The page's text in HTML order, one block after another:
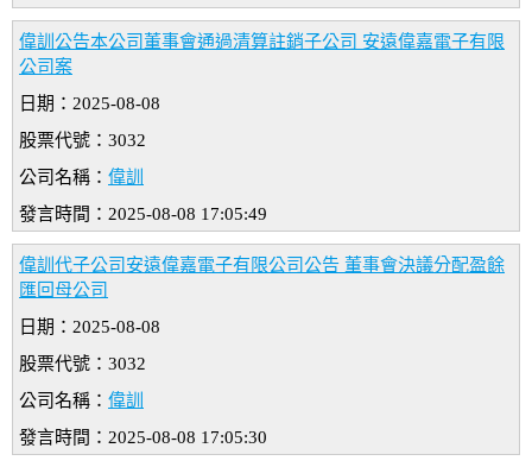
偉訓公告本公司董事會通過清算註銷子公司 安遠偉嘉電子有限
公司案
日期：2025-08-08
股票代號：3032
公司名稱： 偉訓
發言時間：2025-08-08 17:05:49
偉訓代子公司安遠偉嘉電子有限公司公告 董事會決議分配盈餘
匯回母公司
日期：2025-08-08
股票代號：3032
公司名稱： 偉訓
發言時間：2025-08-08 17:05:30